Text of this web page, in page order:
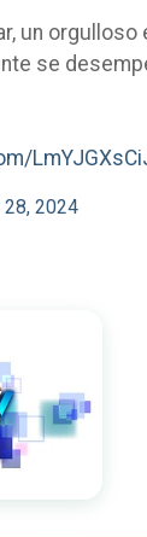
un orgulloso
se
2024